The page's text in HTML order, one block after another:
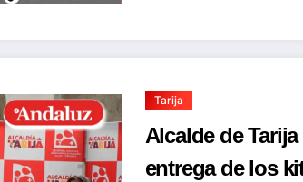
Tarija
Alcalde de
entrega de los